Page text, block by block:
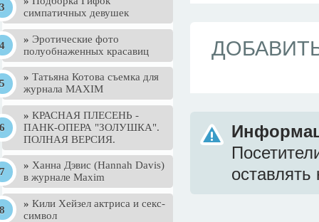
симпатичных девушек
» Эротические фото
полуобнаженных красавиц
» Татьяна Котова съемка для
журнала MAXIM
» КРАСНАЯ ПЛЕСЕНЬ -
ПАНК-ОПЕРА "ЗОЛУШКА".
ПОЛНАЯ ВЕРСИЯ.
» Ханна Дэвис (Hannah Davis)
в журнале Maxim
» Кили Хейзел актриса и секс-
символ